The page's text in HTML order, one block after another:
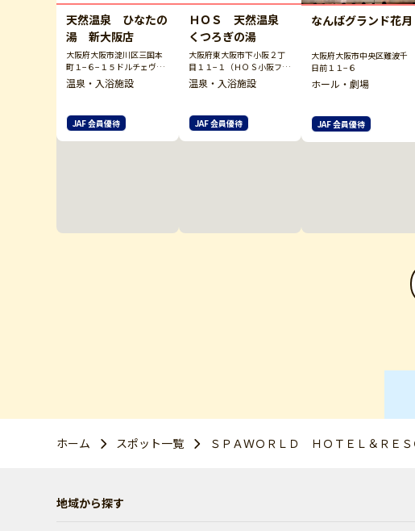
天然温泉 ひなたの
湯 新大阪店
大阪府大阪市淀川区三国本
町１−６−１５ドルチェヴィ
ータ新大阪９Ｆ
温泉・入浴施設
JAF 会員優待
ＨＯＳ 天然温泉
くつろぎの湯
大阪府東大阪市下小阪２丁
目１１−１（ＨＯＳ小阪フィ
ットネスクラブ内）
温泉・入浴施設
JAF 会員優待
なんばグランド花月
大阪府大阪市中央区難波千
日前１１−６
ホール・劇場
JAF 会員優待
ホーム スポット一覧 ＳＰＡＷＯＲＬＤ ＨＯＴＥＬ＆ＲＥＳ
地域から探す